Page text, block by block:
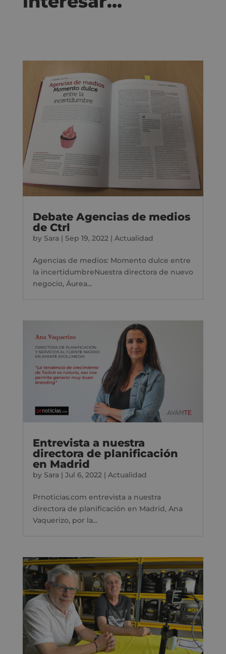
Debate Agencias de medios
de Ctrl
by Sara | Sep 19, 2022| Actualidad
Agencias de medios: Momento dulce entre
la incertidumbreNuestra directora de nuevo
negocio, Áurea...
Entrevista a nuestra
directora de planificación
en Madrid
by Sara | Jul 6, 2022| Actualidad
Prnoticias.com entrevista a nuestra
directora de planificación en Madrid, Ana
Vaquerizo, por la...